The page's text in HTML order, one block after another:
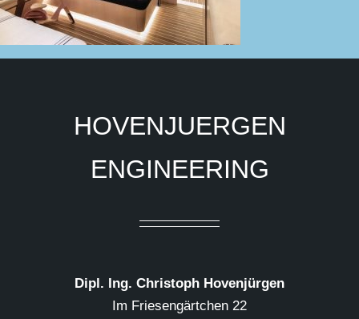
HOVENJUERGEN
ENGINEERING
Dipl. Ing. Christoph Hovenjürgen
Im Friesengärtchen 22